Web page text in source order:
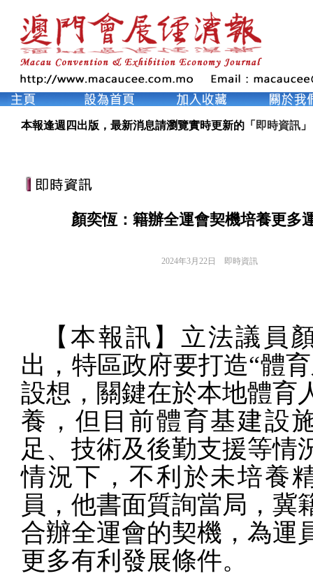
本報逢週四出版，最新消息請瀏覽實時更新的「 即時資訊 」
顏奕恆：籍辦全運會契機培養更多
2024年3月22日 即時資訊
【本報訊】立法議員
出，特區政府要打造“體
設想，關鍵在於本地體育
養，但目前體育基建設
足、技術及後勤支援等情
情況下，不利於未培養
員，他書面質詢當局，冀
合辦全運會的契機，為運
更多有利發展條件。